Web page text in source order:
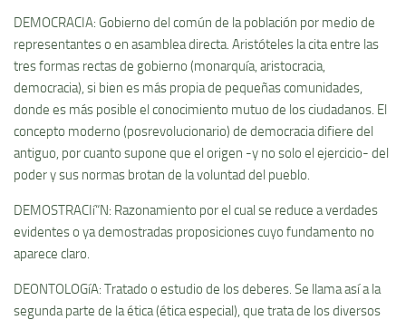
DEMOCRACIA: Gobierno del común de la población por medio de
representantes o en asamblea directa. Aristóteles la cita entre las
tres formas rectas de gobierno (monarquí­a, aristocracia,
democracia), si bien es más propia de pequeñas comunidades,
donde es más posible el conocimiento mutuo de los ciudadanos. El
concepto moderno (posrevolucionario) de democracia difiere del
antiguo, por cuanto supone que el origen -y no solo el ejercicio- del
poder y sus normas brotan de la voluntad del pueblo.
DEMOSTRACIí“N: Razonamiento por el cual se reduce a verdades
evidentes o ya demostradas proposiciones cuyo fundamento no
aparece claro.
DEONTOLOGíA: Tratado o estudio de los deberes. Se llama así­ a la
segunda parte de la ética (ética especial), que trata de los diversos